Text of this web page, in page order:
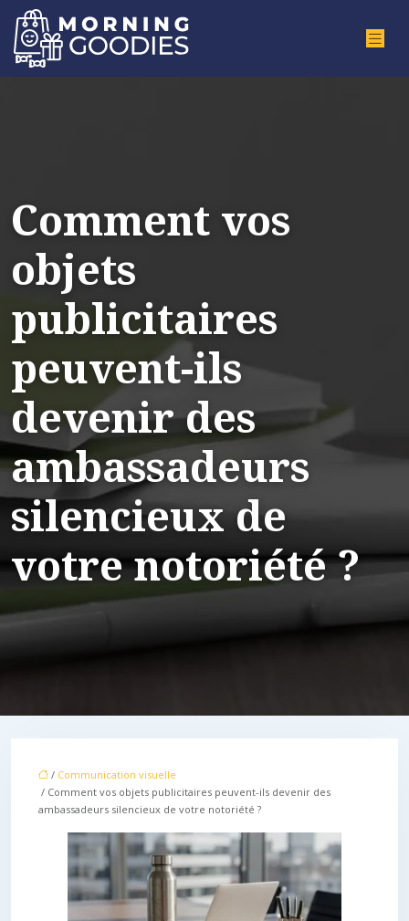
Comment vos
objets
publicitaires
peuvent-ils
devenir des
ambassadeurs
silencieux de
votre notoriété ?
/ Communication visuelle
/ Comment vos objets publicitaires peuvent-ils devenir des
ambassadeurs silencieux de votre notoriété ?